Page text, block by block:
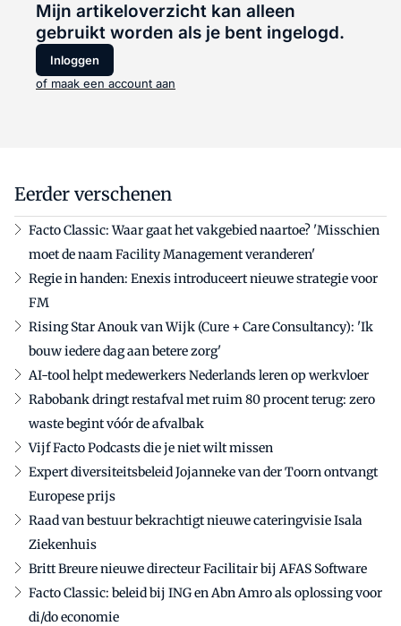
Mijn artikeloverzicht kan alleen
gebruikt worden als je bent ingelogd.
Inloggen
of maak een account aan
Eerder verschenen
Facto Classic: Waar gaat het vakgebied naartoe? 'Misschien
moet de naam Facility Management veranderen'
Regie in handen: Enexis introduceert nieuwe strategie voor
FM
Rising Star Anouk van Wijk (Cure + Care Consultancy): 'Ik
bouw iedere dag aan betere zorg'
AI-tool helpt medewerkers Nederlands leren op werkvloer
Rabobank dringt restafval met ruim 80 procent terug: zero
waste begint vóór de afvalbak
Vijf Facto Podcasts die je niet wilt missen
Expert diversiteitsbeleid Jojanneke van der Toorn ontvangt
Europese prijs
Raad van bestuur bekrachtigt nieuwe cateringvisie Isala
Ziekenhuis
Britt Breure nieuwe directeur Facilitair bij AFAS Software
Facto Classic: beleid bij ING en Abn Amro als oplossing voor
di/do economie